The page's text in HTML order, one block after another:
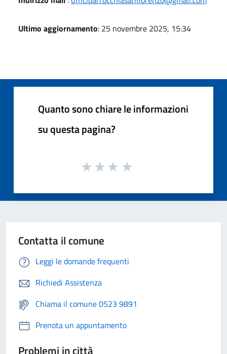
Ultimo aggiornamento: 25 novembre 2025, 15:34
Quanto sono chiare le informazioni
su questa pagina?
Contatta il comune
Leggi le domande frequenti
Richiedi Assistenza
Chiama il comune 0523 9891
Prenota un appuntamento
Problemi in città